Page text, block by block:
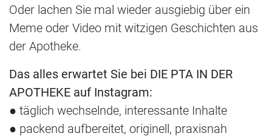
Oder lachen Sie mal wieder ausgiebig über ein
Meme oder Video mit witzigen Geschichten aus
der Apotheke.
Das alles erwartet Sie bei DIE PTA IN DER
APOTHEKE auf Instagram:
● täglich wechselnde, interessante Inhalte
● packend aufbereitet, originell, praxisnah